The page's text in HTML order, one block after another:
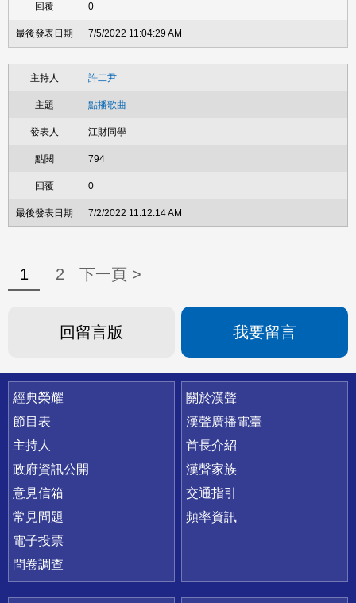
0
7/5/2022 11:04:29 AM
許二尹
點播歌曲
江財同學
794
0
7/2/2022 11:12:14 AM
1 2 下一頁 >
回留言版 我要留言
快速連結
經典榮耀
節目表
主持人
政府資訊公開
意見信箱
常見問題
電子投票
問卷調查
關於漢聲
漢聲廣播電臺
首長介紹
漢聲家族
交通指引
頻率資訊